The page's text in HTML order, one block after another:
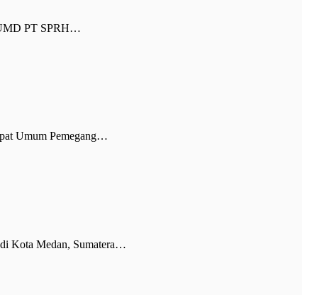
PT SPRH…
Umum Pemegang…
Kota Medan, Sumatera…